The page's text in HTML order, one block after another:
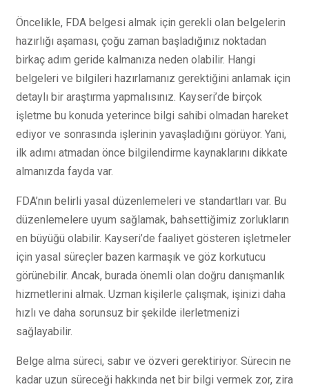
Öncelikle, FDA belgesi almak için gerekli olan belgelerin
hazırlığı aşaması, çoğu zaman başladığınız noktadan
birkaç adım geride kalmanıza neden olabilir. Hangi
belgeleri ve bilgileri hazırlamanız gerektiğini anlamak için
detaylı bir araştırma yapmalısınız. Kayseri’de birçok
işletme bu konuda yeterince bilgi sahibi olmadan hareket
ediyor ve sonrasında işlerinin yavaşladığını görüyor. Yani,
ilk adımı atmadan önce bilgilendirme kaynaklarını dikkate
almanızda fayda var.
FDA’nın belirli yasal düzenlemeleri ve standartları var. Bu
düzenlemelere uyum sağlamak, bahsettiğimiz zorlukların
en büyüğü olabilir. Kayseri’de faaliyet gösteren işletmeler
için yasal süreçler bazen karmaşık ve göz korkutucu
görünebilir. Ancak, burada önemli olan doğru danışmanlık
hizmetlerini almak. Uzman kişilerle çalışmak, işinizi daha
hızlı ve daha sorunsuz bir şekilde ilerletmenizi
sağlayabilir.
Belge alma süreci, sabır ve özveri gerektiriyor. Sürecin ne
kadar uzun süreceği hakkında net bir bilgi vermek zor, zira